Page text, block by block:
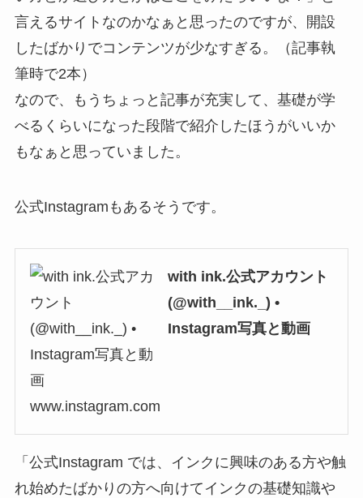
言えるサイトなのかなぁと思ったのですが、開設
したばかりでコンテンツが少なすぎる。（記事執
筆時で2本）
なので、もうちょっと記事が充実して、基礎が学
べるくらいになった段階で紹介したほうがいいか
もなぁと思っていました。
公式Instagramもあるそうです。
with ink.公式アカウント
(@with__ink._) •
Instagram写真と動画
www.instagram.com
「公式Instagram では、インクに興味のある方や触
れ始めたばかりの方へ向けてインクの基礎知識や